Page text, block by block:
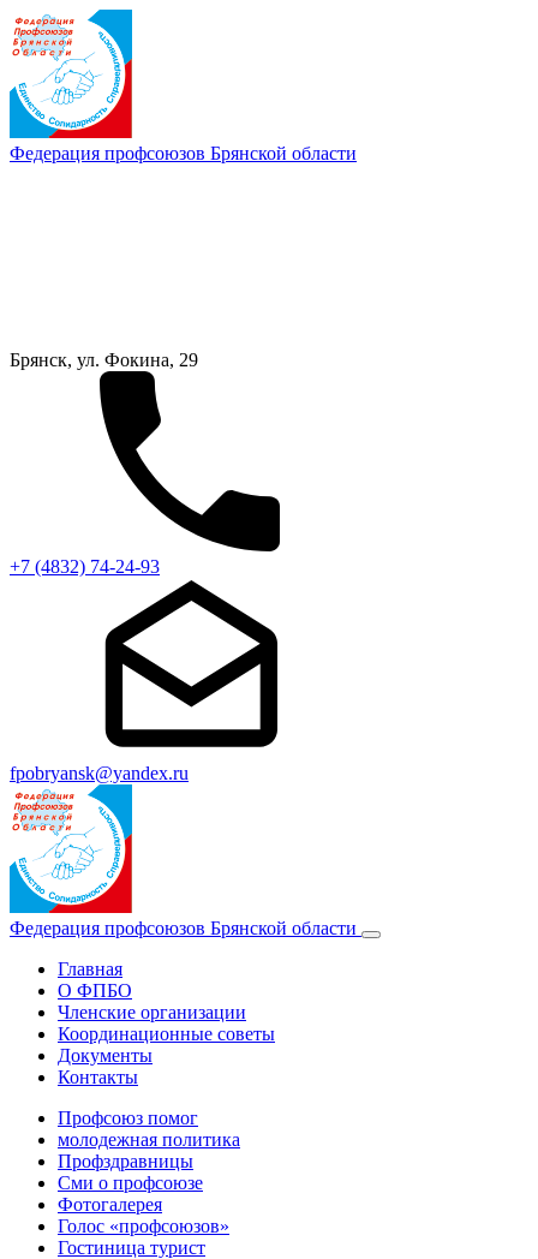
Федерация профсоюзов Брянской области
Брянск, ул. Фокина, 29
+7 (4832) 74-24-93
fpobryansk@yandex.ru
Федерация профсоюзов Брянской области
Главная
О ФПБО
Членские организации
Координационные советы
Документы
Контакты
Профсоюз помог
молодежная политика
Профздравницы
Сми о профсоюзе
Фотогалерея
Голос «профсоюзов»
Гостиница турист